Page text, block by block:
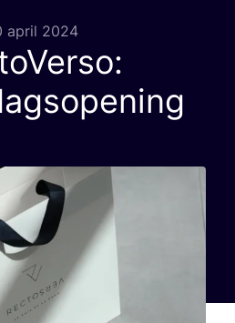
april 2024